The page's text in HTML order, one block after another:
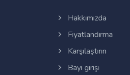
Hakkımızda
Fiyatlandırma
Karşılaştırın
Bayi girişi